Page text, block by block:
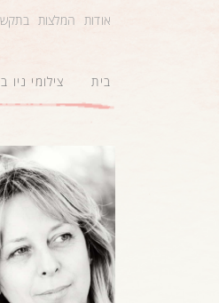
אודות המלצות
בית צילומי ניו